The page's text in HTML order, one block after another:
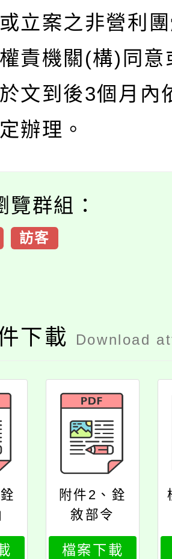
立案之非營利
責機關(構)同意
文到後3個月內
辦理。
覽群組：
訪客
下載 Download
附件2、銓
敘部令
檔案下載